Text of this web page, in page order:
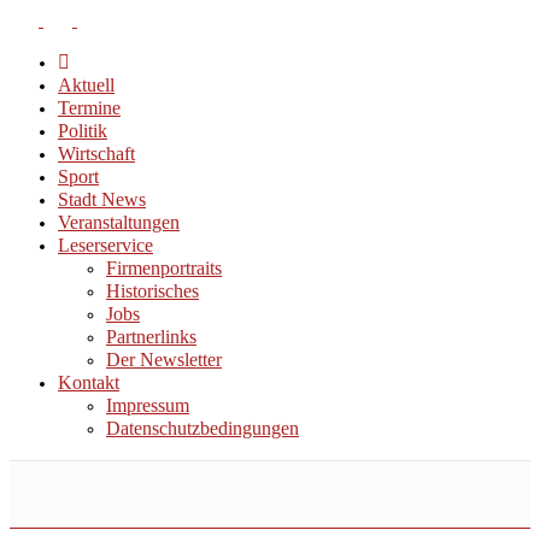
Aktuell
Termine
Politik
Wirtschaft
Sport
Stadt News
Veranstaltungen
Leserservice
Firmenportraits
Historisches
Jobs
Partnerlinks
Der Newsletter
Kontakt
Impressum
Datenschutzbedingungen